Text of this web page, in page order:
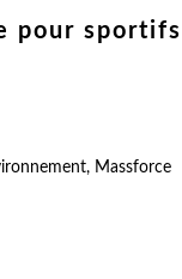
pour
, Massforce